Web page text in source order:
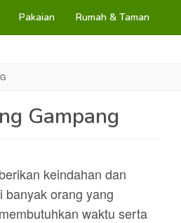
Pakaian Rumah & Taman
Gampang
keindahan dan
banyak orang yang
waktu serta